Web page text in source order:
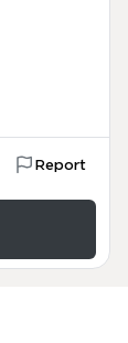
Report